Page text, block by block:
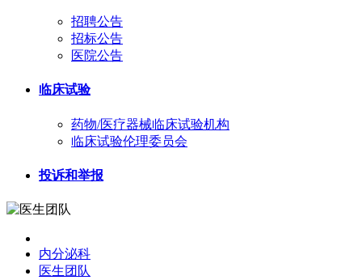
招聘公告
招标公告
医院公告
临床试验
药物/医疗器械临床试验机构
临床试验伦理委员会
投诉和举报
内分泌科
医生团队